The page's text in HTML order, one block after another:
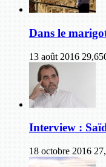
Dans le
13 août 2016
Interview :
18 octobre 2016